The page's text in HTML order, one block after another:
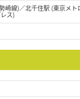
崎線)／北千住駅 (東京メ
ス)